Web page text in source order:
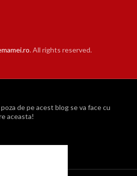
. All rights reserved.
de pe acest blog se va face cu
aceasta!